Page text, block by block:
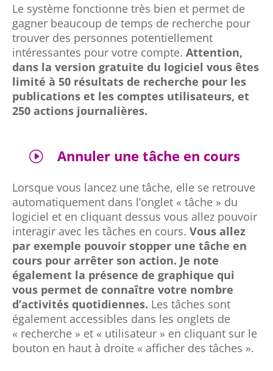
Le système fonctionne très bien et permet de
gagner beaucoup de temps de recherche pour
trouver des personnes potentiellement
intéressantes pour votre compte. Attention,
dans la version gratuite du logiciel vous êtes
limité à 50 résultats de recherche pour les
publications et les comptes utilisateurs, et
250 actions journalières.
I Annuler une tâche en cours
Lorsque vous lancez une tâche, elle se retrouve
automatiquement dans l’onglet « tâche » du
logiciel et en cliquant dessus vous allez pouvoir
interagir avec les tâches en cours. Vous allez
par exemple pouvoir stopper une tâche en
cours pour arrêter son action. Je note
également la présence de graphique qui
vous permet de connaître votre nombre
d’activités quotidiennes. Les tâches sont
également accessibles dans les onglets de
« recherche » et « utilisateur » en cliquant sur le
bouton en haut à droite « afficher des tâches ».